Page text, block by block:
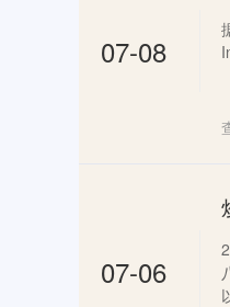
07-08
07-06